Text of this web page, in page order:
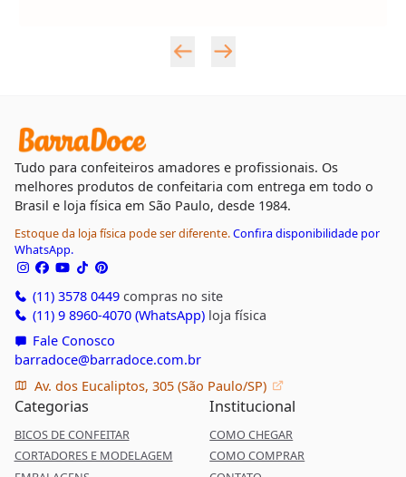
Tudo para confeiteiros amadores e profissionais. Os
melhores produtos de confeitaria com entrega em todo o
Brasil e loja física em São Paulo, desde 1984.
Estoque da loja física pode ser diferente.Confira disponibilidade por
WhatsApp.
(11) 3578 0449compras no site
(11) 9 8960-4070 (WhatsApp)loja física
Fale Conosco
barradoce@barradoce.com.br
Av. dos Eucaliptos, 305 (São Paulo/SP)
Categorias
BICOS DE CONFEITAR
CORTADORES E MODELAGEM
Institucional
COMO CHEGAR
COMO COMPRAR